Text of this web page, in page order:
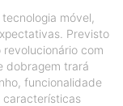
móvel,
Previsto
com
dobragem trará
funcionalidade
características